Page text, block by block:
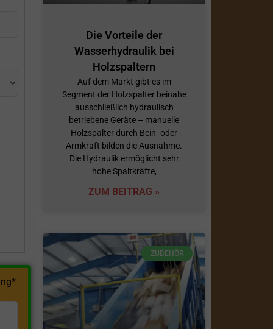
Die Vorteile der
Wasserhydraulik bei
Holzspaltern
Auf dem Markt gibt es im
Segment der Holzspalter beinahe
ausschließlich hydraulisch
betriebene Geräte – manuelle
Holzspalter durch Bein- oder
Armkraft bilden die Ausnahme.
Die Hydraulik ermöglicht sehr
hohe Spaltkräfte,
ZUM BEITRAG »
ZUBEHÖR